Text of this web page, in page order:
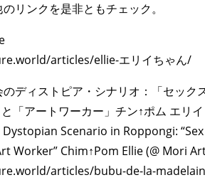
リンクを是非ともチェック。
articles/ellie-エリイちゃん/
ディストピア・シナリオ：「セック
「アートワーカー」チン↑ポム エリ
Dystopian Scenario in Roppongi:
Worker” Chim↑Pom Ellie (@ Mori
articles/bubu-de-la-